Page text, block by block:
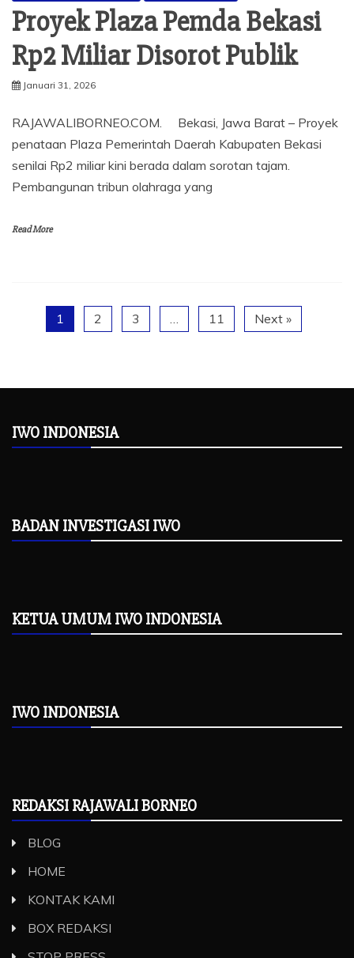
Proyek Plaza Pemda Bekasi
Rp2 Miliar Disorot Publik
Januari 31, 2026
RAJAWALIBORNEO.COM. Bekasi, Jawa Barat – Proyek
penataan Plaza Pemerintah Daerah Kabupaten Bekasi
senilai Rp2 miliar kini berada dalam sorotan tajam.
Pembangunan tribun olahraga yang
Read More
1 2 3 … 11 Next »
IWO INDONESIA
BADAN INVESTIGASI IWO
KETUA UMUM IWO INDONESIA
IWO INDONESIA
REDAKSI RAJAWALI BORNEO
BLOG
HOME
KONTAK KAMI
BOX REDAKSI